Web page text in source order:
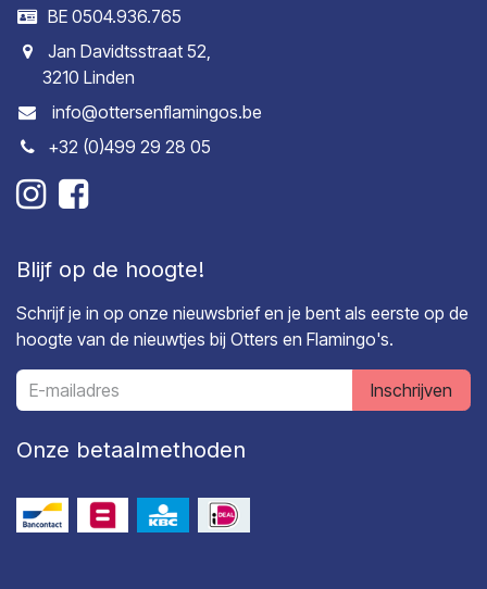
BE 0504.936.765
Jan Davidtsstraat 52,
3210 Linden
info@ottersenflamingos.be
+32 (0)499 29 28 05
Blijf op de hoogte!
Schrijf je in op onze nieuwsbrief en je bent als eerste op de
hoogte van de nieuwtjes bij Otters en Flamingo's.
Inschrijven
Onze betaalmethoden